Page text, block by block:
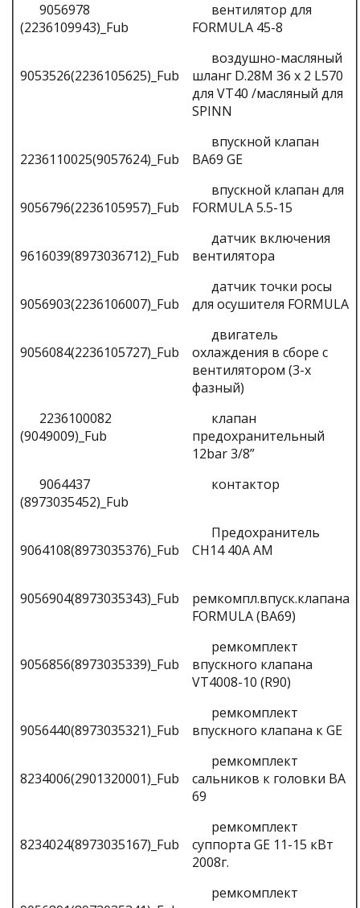
9056978
(2236109943)_Fub
вентилятор для
FORMULA 45-8
9053526(2236105625)_Fub
воздушно-масляный
шланг D.28M 36 x 2 L570
для VT40 /масляный для
SPINN
2236110025(9057624)_Fub
впускной клапан
BA69 GE
9056796(2236105957)_Fub
впускной клапан для
FORMULA 5.5-15
9616039(8973036712)_Fub
датчик включения
вентилятора
9056903(2236106007)_Fub
датчик точки росы
для осушителя FORMULA
9056084(2236105727)_Fub
двигатель
охлаждения в сборе с
вентилятором (3-х
фазный)
2236100082
(9049009)_Fub
клапан
предохранительный
12bar 3/8”
9064437
(8973035452)_Fub
контактор
9064108(8973035376)_Fub
Предохранитель
CH14 40А AM
9056904(8973035343)_Fub
ремкомпл.впуск.клапана
FORMULA (BA69)
9056856(8973035339)_Fub
ремкомплект
впускного клапана
VT4008-10 (R90)
9056440(8973035321)_Fub
ремкомплект
впускного клапана к GE
8234006(2901320001)_Fub
ремкомплект
сальников к головки BA
69
8234024(8973035167)_Fub
ремкомплект
суппорта GE 11-15 кВт
2008г.
ремкомплект